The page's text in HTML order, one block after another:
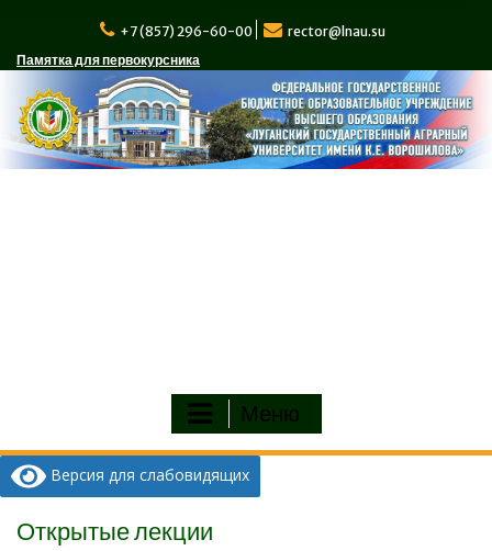
содержимому
+7 (857) 296-60-00
rector@lnau.su
Памятка для первокурсника
Меню
Версия для слабовидящих
Открытые лекции